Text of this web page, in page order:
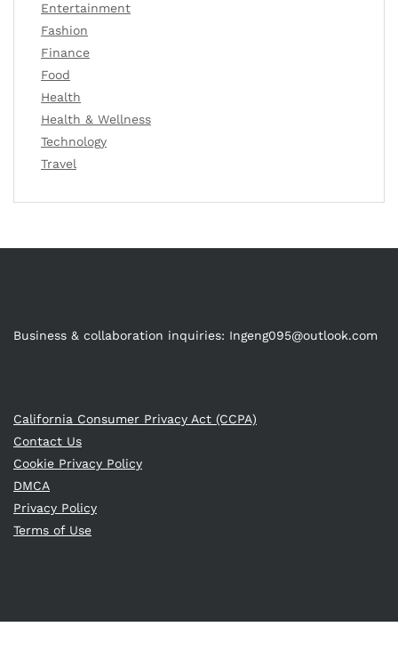
Entertainment
Fashion
Finance
Food
Health
Health & Wellness
Technology
Travel
Business & collaboration inquiries: Ingeng095@outlook.com
California Consumer Privacy Act (CCPA)
Contact Us
Cookie Privacy Policy
DMCA
Privacy Policy
Terms of Use